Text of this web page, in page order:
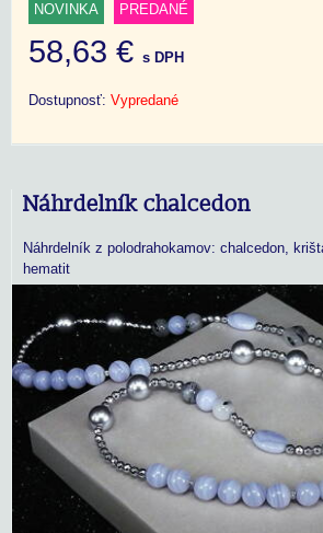
NOVINKA PREDANÉ
58,63 € s DPH
Dostupnosť: Vypredané
Náhrdelník chalcedon
Náhrdelník z polodrahokamov: chalcedon,
hematit